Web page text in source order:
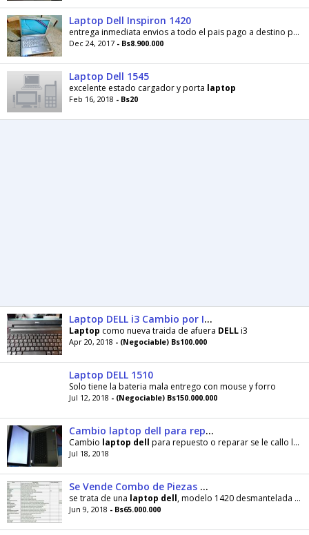
Laptop Dell Inspiron 1420
entrega inmediata envios a todo el pais pago a destino perfecto estado entrega personal en
Dec 24, 2017 - Bs8.900.000
Laptop Dell 1545
excelente estado cargador y porta laptop
Feb 16, 2018 - Bs20
Laptop DELL i3 Cambio por Iphone o Tlf de Alta Gama
Laptop como nueva traida de afuera DELLi3
Apr 20, 2018 - (Negociable) Bs100.000
Laptop DELL 1510
Solo tiene la bateria mala entrego con mouse y forro
Jul 12, 2018 - (Negociable) Bs150.000.000
Cambio laptop dell para repuesto
Cambio laptop dell para repuesto o reparar se le callo la pila de la hora enciende pero se queda
Jul 18, 2018
Se Vende Combo de Piezas de Laptop Dell
se trata de una laptop dell, modelo 1420 desmantelada y con la tarjeta madre dañada, se vende
Jun 9, 2018 - Bs65.000.000